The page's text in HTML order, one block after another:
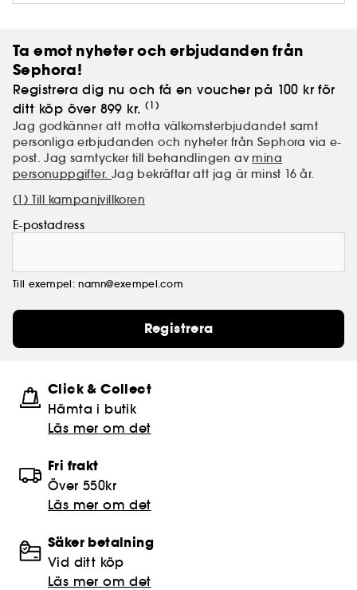
fräsch finish, så att du alltid ser ut som dig själv.
Ta emot nyheter och erbjudanden från
Sephora!
Registrera dig nu och få en voucher på 100 kr för
ditt köp över 899 kr. (1)
Jag godkänner att motta välkomsterbjudandet samt
personliga erbjudanden och nyheter från Sephora via e-
post. Jag samtycker till behandlingen av mina
personuppgifter. Jag bekräftar att jag är minst 16 år.
(1) Till kampanjvillkoren
E-postadress
Till exempel: namn@exempel.com
Registrera
Click & Collect
Hämta i butik​
Läs mer om det
Fri frakt
Över 550kr
Läs mer om det
Säker betalning
Vid ditt köp
Läs mer om det